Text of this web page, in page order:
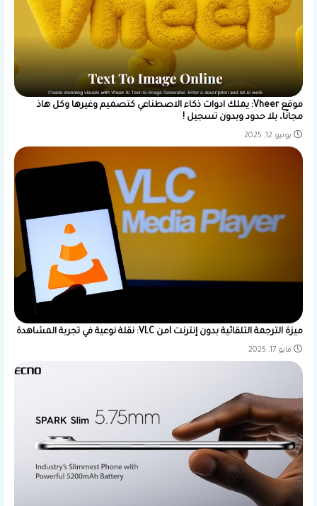
موقع Vheer: يملك ادوات ذكاء الاصطناعي كتصميم وغيرها وكل هاذ
مجانًا، بلا حدود وبدون تسجيل !
يونيو 12, 2025
ميزة الترجمة التلقائية بدون إنترنت lمن VLC: نقلة نوعية في تجربة المشاهدة
مايو 17, 2025